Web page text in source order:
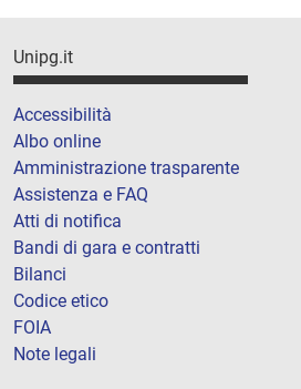
Unipg.it
Accessibilità
Albo online
Amministrazione trasparente
Assistenza e FAQ
Atti di notifica
Bandi di gara e contratti
Bilanci
Codice etico
FOIA
Note legali